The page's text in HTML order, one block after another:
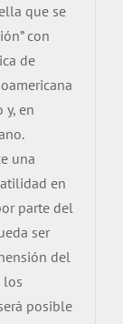
que se
con
de
y, en
una
en
parte del
ser
del
los
posible